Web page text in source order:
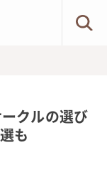
クルの選び
も